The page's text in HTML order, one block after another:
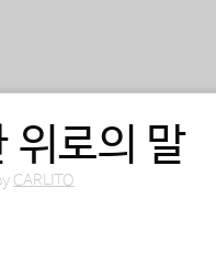
위로의 말
CARLITO